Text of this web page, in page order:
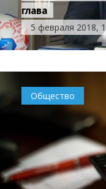
глава
5 февраля 2018,
Общество